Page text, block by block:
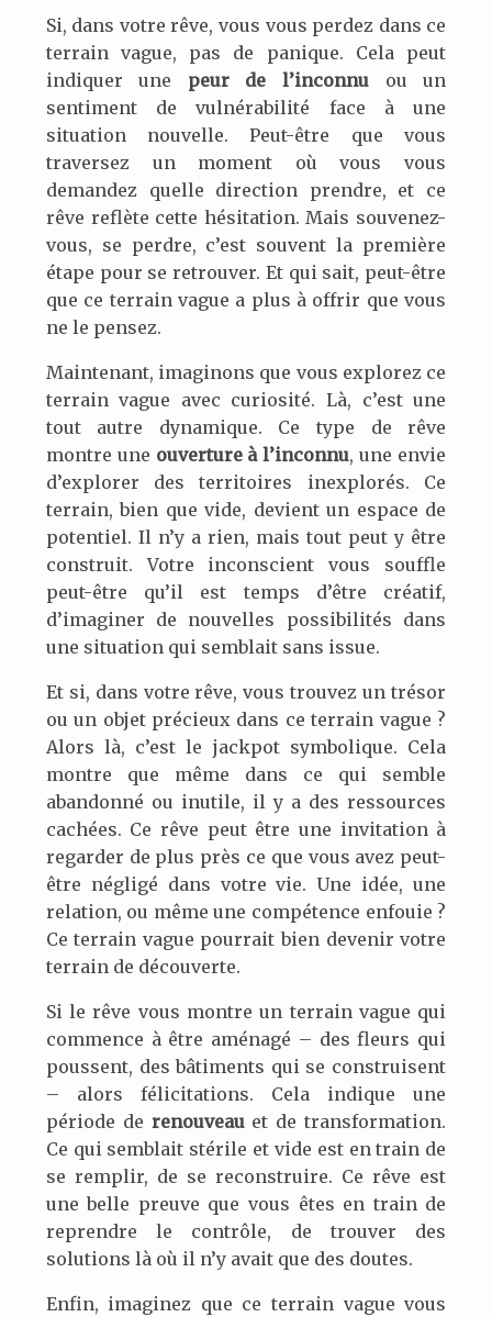
Si, dans votre rêve, vous vous perdez dans ce
terrain vague, pas de panique. Cela peut
indiquer une peur de l’inconnu ou un
sentiment de vulnérabilité face à une
situation nouvelle. Peut-être que vous
traversez un moment où vous vous
demandez quelle direction prendre, et ce
rêve reflète cette hésitation. Mais souvenez-
vous, se perdre, c’est souvent la première
étape pour se retrouver. Et qui sait, peut-être
que ce terrain vague a plus à offrir que vous
ne le pensez.
Maintenant, imaginons que vous explorez ce
terrain vague avec curiosité. Là, c’est une
tout autre dynamique. Ce type de rêve
montre une ouverture à l’inconnu, une envie
d’explorer des territoires inexplorés. Ce
terrain, bien que vide, devient un espace de
potentiel. Il n’y a rien, mais tout peut y être
construit. Votre inconscient vous souffle
peut-être qu’il est temps d’être créatif,
d’imaginer de nouvelles possibilités dans
une situation qui semblait sans issue.
Et si, dans votre rêve, vous trouvez un trésor
ou un objet précieux dans ce terrain vague ?
Alors là, c’est le jackpot symbolique. Cela
montre que même dans ce qui semble
abandonné ou inutile, il y a des ressources
cachées. Ce rêve peut être une invitation à
regarder de plus près ce que vous avez peut-
être négligé dans votre vie. Une idée, une
relation, ou même une compétence enfouie ?
Ce terrain vague pourrait bien devenir votre
terrain de découverte.
Si le rêve vous montre un terrain vague qui
commence à être aménagé – des fleurs qui
poussent, des bâtiments qui se construisent
– alors félicitations. Cela indique une
période de renouveauet de transformation.
Ce qui semblait stérile et vide est en train de
se remplir, de se reconstruire. Ce rêve est
une belle preuve que vous êtes en train de
reprendre le contrôle, de trouver des
solutions là où il n’y avait que des doutes.
Enfin, imaginez que ce terrain vague vous